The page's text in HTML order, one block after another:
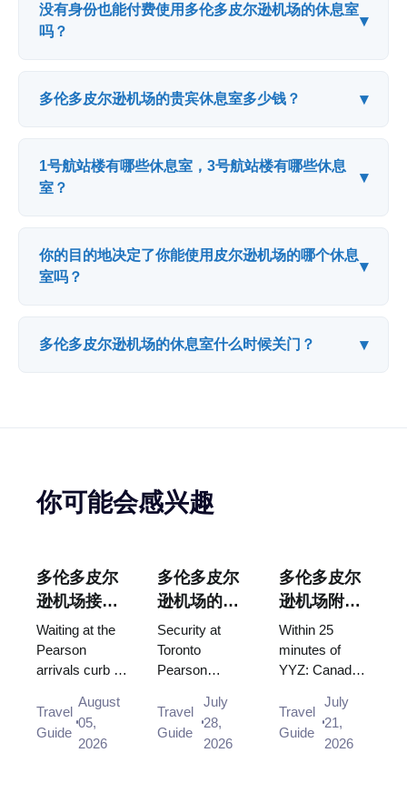
没有身份也能付费使用多伦多皮尔逊机场的休息室
吗？
▾
多伦多皮尔逊机场的贵宾休息室多少钱？ ▾
1号航站楼有哪些休息室，3号航站楼有哪些休息
室？
▾
你的目的地决定了你能使用皮尔逊机场的哪个休息
室吗？
▾
多伦多皮尔逊机场的休息室什么时候关门？ ▾
你可能会感兴趣
多伦多皮尔
逊机场接
机：在哪里
等候以及从
哪个门离开
Waiting at the
Pearson
arrivals curb is
and there is no
designated
drop-off area
Travel
Guide
August
05,
2026
多伦多皮尔
逊机场的安
检要多久？
Security at
Toronto
Pearson
in under 15
minutes, and
CATSA works
Travel
Guide
July
28,
2026
多伦多皮尔
逊机场附近
可做的事
（市中心以
外）
Within 25
minutes of
YYZ: Canada's
Square One, a
hand-carved
marble temple,
Travel
Guide
July
21,
2026